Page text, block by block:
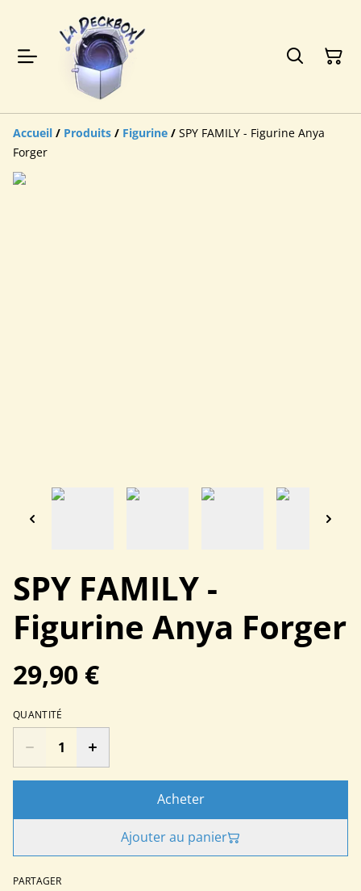
Accueil / Produits / Figurine / SPY FAMILY - Figurine Anya
Forger
SPY FAMILY -
Figurine Anya Forger
29,90 €
QUANTITÉ
Acheter
Ajouter au panier
PARTAGER